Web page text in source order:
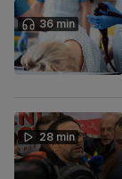
36 min
28 min